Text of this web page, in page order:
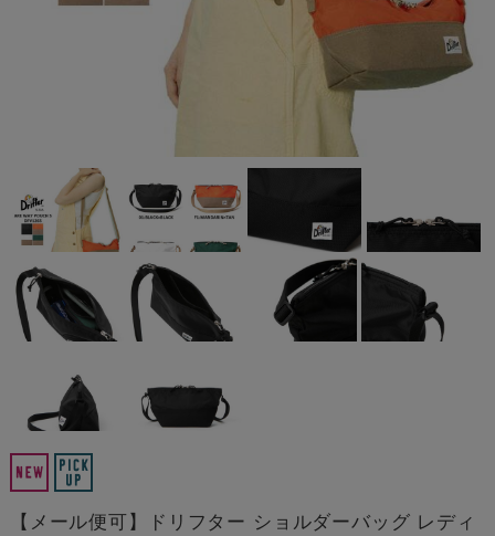
【メール便可】ドリフター ショルダーバッグ レディ